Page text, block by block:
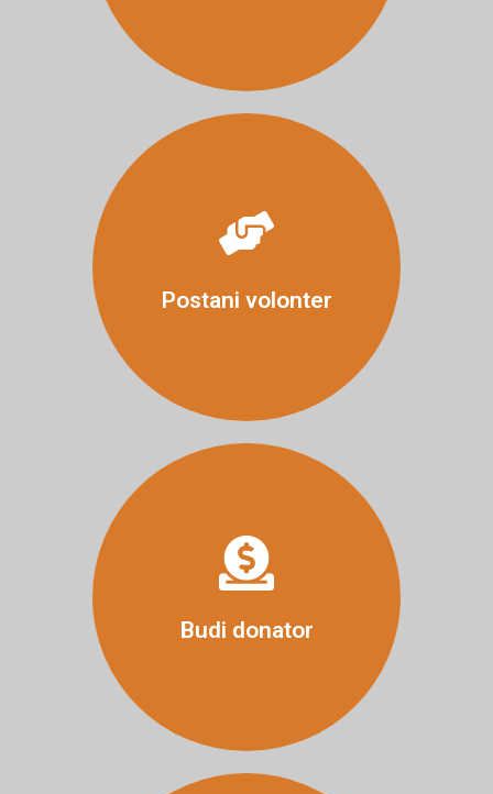
Postani volonter
Budi donator
Više